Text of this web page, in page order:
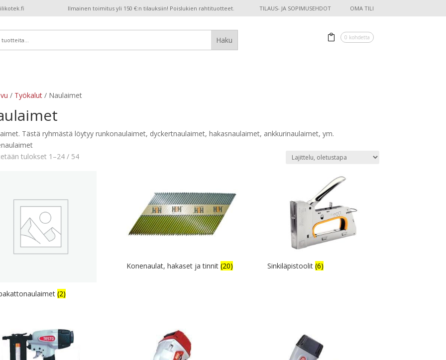
Ilmainen toimitus yli 150 €:n tilauksiin! Poislukien rahtituotteet. TILAUS- JA SOPIMUSEHDOT OMA TILI
0 kohdetta
/ Työkalut/ Naulaimet
Tästä ryhmästä löytyy runkonaulaimet, dyckertnaulaimet, hakasnaulaimet, ankkurinaulaimet, ym.
tulokset 1–24 / 54
(2)
Konenaulat, hakaset ja tinnit (20) Sinkiläpistoolit(6)